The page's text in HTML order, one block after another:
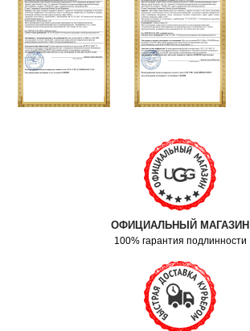
ОФИЦИАЛЬНЫЙ МАГАЗИН
100% гарантия подлинности